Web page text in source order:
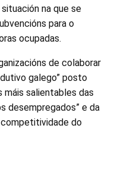
na que se
para o
ocupadas.
de colaborar
galego” posto
máis salientables das
desempregados” e da
competitividade do